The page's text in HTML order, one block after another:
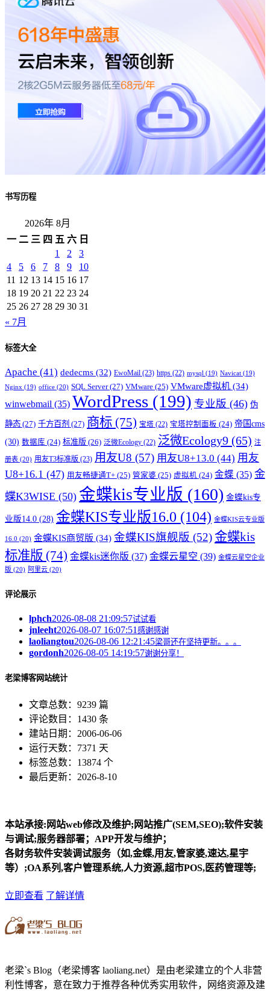
书写历程
2026年 8月
一 二 三 四 五 六 日
1
2
3
4
5 6 7 8 9
10
11 12 13 14 15 16 17
18 19 20 21 22 23 24
25 26 27 28 29 30 31
« 7月
标签大全
Apache (41) dedecms (32) EwoMail (23) https (22) mysql (19) Navicat (19)
Nginx (19) office (20) SQL Server(27) VMware (25) VMware虚拟机 (34)
winwebmail (35) WordPress (199) 专业版 (46) 伪
静态 (27) 千方百剂 (27) 商标 (75) 宝塔 (22) 宝塔控制面板 (24) 帝国cms
(30) 数据库 (24) 标准版 (26) 泛微Ecology (22) 泛微Ecology9 (65) 注
册表 (20) 用友T3标准版 (23) 用友U8 (57) 用友U8+13.0 (44) 用友
U8+16.1 (47) 用友畅捷通T+ (25) 管家婆 (25) 虚拟机 (24) 金蝶 (35) 金
蝶K3WISE (50) 金蝶kis专业版 (160) 金蝶kis专
业版14.0 (28) 金蝶KIS专业版16.0 (104) 金蝶KIS云专业版
16.0 (20) 金蝶KIS商贸版 (34) 金蝶KIS旗舰版 (52) 金蝶kis
标准版 (74) 金蝶kis迷你版 (37) 金蝶云星空 (39) 金蝶云星空企业
版 (20) 阿里云 (20)
评论展示
lphch2026-08-08 21:09:57试试看
jnleeht2026-08-07 16:07:51 感谢感谢
laoliangtou2026-08-06 12:21:45梁哥还在坚持更新。。。
gordonh2026-08-05 14:19:57谢谢分享！
老梁博客网站统计
文章总数：9239 篇
评论数目：1430 条
建站日期：2006-06-06
运行天数：7371 天
标签总数：13874 个
最后更新：2026-8-10
本站承接:网站web修改及维护;网站推广(SEM,SEO);软件安装
与调试;服务器部署；APP开发与维护；
各财务软件安装调试服务（如,金蝶,用友,管家婆,速达,星宇
等）;OA系列,客户管理系统,人力资源,超市POS,医药管理等;
立即查看 了解详情
老梁`s Blog（老梁博客 laoliang.net）是由老梁建立的个人非营
利性博客，意在致力于推荐各种优秀实用软件，网络资源及建